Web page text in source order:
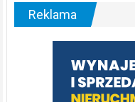
Reklama